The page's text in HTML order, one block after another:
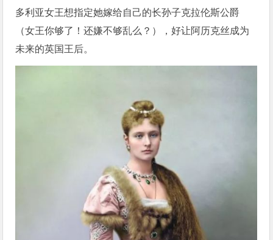
多利亚女王想指定她嫁给自己的长孙子克拉伦斯公爵
（女王你够了！还嫌不够乱么？），好让阿历克丝成为
未来的英国王后。